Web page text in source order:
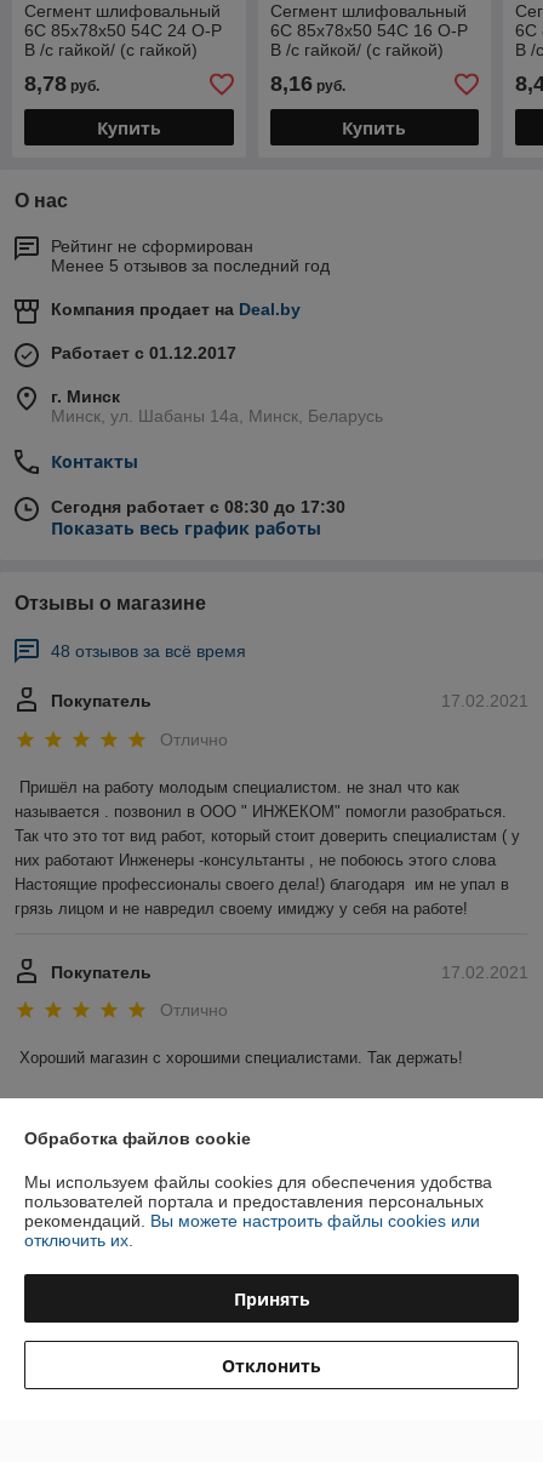
Сегмент шлифовальный
6С 85х78х50 54С 24 О-Р
В /с гайкой/ (с гайкой)
8,78 руб.
Купить
Сегмент шлифовальный
6С 85х78х50 54С 16 О-Р
В /с гайкой/ (с гайкой)
8,16руб.
Купить
6С
В /
О нас
Рейтинг не сформирован
Менее 5 отзывов за последний год
Компания продает на Deal.by
Работает с 01.12.2017
г. Минск
Минск, ул. Шабаны 14а, Минск, Беларусь
Контакты
Сегодня работает с 08:30 до 17:30
Показать весь график работы
Отзывы о магазине
48 отзывов за всё время
17.02.2021
Покупатель
Отлично
Пришёл на работу молодым специалистом. не знал что как
называется . позвонил в ООО " ИНЖЕКОМ" помогли разобраться.
Так что это тот вид работ, который стоит доверить специалистам ( у
них работают Инженеры -консультанты , не побоюсь этого слова
Настоящие профессионалы своего дела!) благодаря  им не упал в
грязь лицом и не навредил своему имиджу у себя на работе!
17.02.2021
Покупатель
Отлично
Хороший магазин с хорошими специалистами. Так держать!
Показать все отзывы
О нас
Контакты
Обработка файлов cookie
Мы используем файлы cookies для обеспечения удобства
пользователей портала и предоставления персональных
рекомендаций. Вы можете настроить файлы cookies или
отключить их.
Принять
Отклонить